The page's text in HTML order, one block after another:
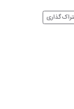
گذاری